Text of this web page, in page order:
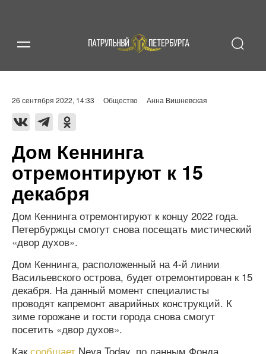
26 сентября 2022, 14:33 Общество Анна Вишневская
Дом Кеннинга
отремонтируют к 15
декабря
Дом Кеннинга отремонтируют к концу 2022 года.
Петербуржцы смогут снова посещать мистический
«двор духов».
Дом Кеннинга, расположенный на 4-й линии
Васильевского острова, будет отремонтирован к 15
декабря. На данный момент специалисты
проводят капремонт аварийных конструкций. К
зиме горожане и гости города снова смогут
посетить «двор духов».
Каксообщает Neva.Today, по данным Фонда